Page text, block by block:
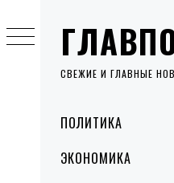
СВЕЖИЕ И ГЛАВНЫЕ
MenuПОЛИТИКА
ЭКОНОМИКА
to
content